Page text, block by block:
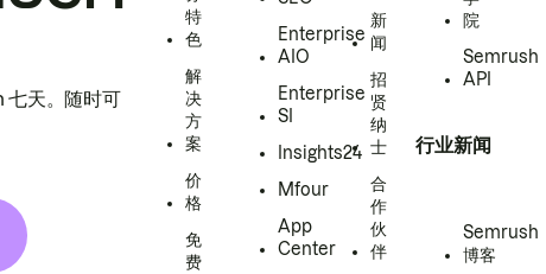
七天。随时可
特
色
解
决
方
案
价
格
免
费
Enterprise
AIO
Enterprise
SI
Insights24
Mfour
App
Center
新
闻
招
贤
纳
士
合
作
伙
伴
院
Semrush
API
行业新闻
Semrush
博客